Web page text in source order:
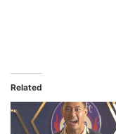
Related